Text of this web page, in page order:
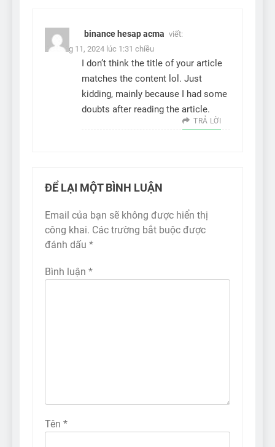
binance hesap acma viết:
2 Tháng 11, 2024 lúc 1:31 chiều
I don’t think the title of your article
matches the content lol. Just
kidding, mainly because I had some
doubts after reading the article.
TRẢ LỜI
ĐỂ LẠI MỘT BÌNH LUẬN
Email của bạn sẽ không được hiển thị
công khai. Các trường bắt buộc được
đánh dấu *
Bình luận *
Tên *